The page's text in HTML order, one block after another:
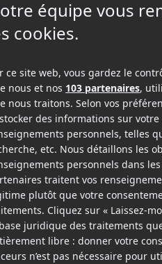
plus
Gignac